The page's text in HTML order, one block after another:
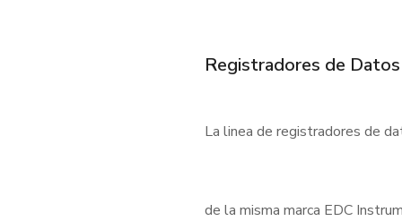
Registradores de Datos
La linea de registradores de
de la misma marca EDC